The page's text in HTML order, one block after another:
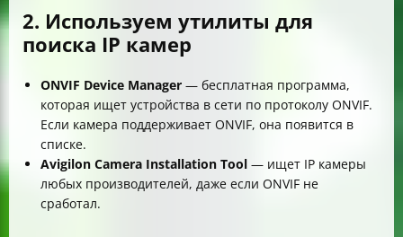
2. Используем утилиты для
поиска IP камер
ONVIF Device Manager — бесплатная программа,
которая ищет устройства в сети по протоколу ONVIF.
Если камера поддерживает ONVIF, она появится в
списке.
Avigilon Camera Installation Tool — ищет IP камеры
любых производителей, даже если ONVIF не
сработал.